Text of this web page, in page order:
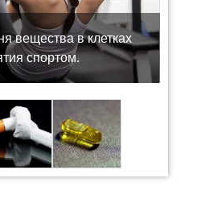
вещества в клетках
спортом.